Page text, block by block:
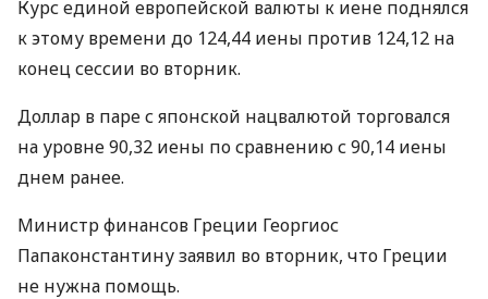
Курс единой европейской валюты к иене поднялся
к этому времени до 124,44 иены против 124,12 на
конец сессии во вторник.
Доллар в паре с японской нацвалютой торговался
на уровне 90,32 иены по сравнению с 90,14 иены
днем ранее.
Министр финансов Греции Георгиос
Папаконстантину заявил во вторник, что Греции
не нужна помощь.